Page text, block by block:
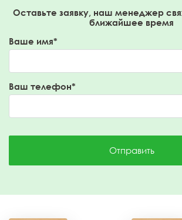
Оставьте заявку, наш менеджер
ближайшее время
Ваше имя*
Ваш телефон*
Отправить